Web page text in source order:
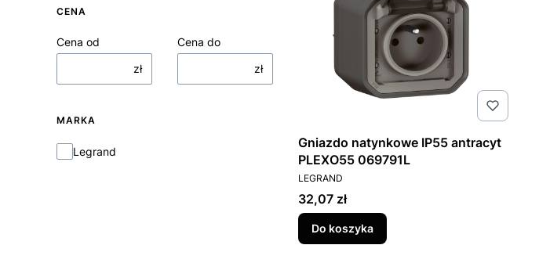
CENA
Cena od
zł
Cena do
zł
MARKA
Marka
Legrand
Gniazdo natynkowe IP55 antracyt
PLEXO55 069791L
PRODUCENT
LEGRAND
Cena
32,07 zł
Do koszyka